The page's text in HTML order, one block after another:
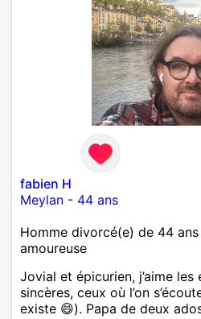
fabien H
Meylan - 44 ans
Homme divorcé(e) de 44
amoureuse
Jovial et épicurien, j’aime les
sincères, ceux où l’on
existe 😄). Papa de deux